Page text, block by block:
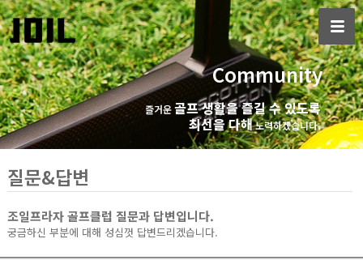
Community
즐거운골프 생활을 즐길 수 있도록
최선을 다해노력하겠습니다.
질문&답변
조일프라자 골프클럽 질문과 답변입니다.
궁금하신 부분에 대해 성심껏 답변드리겠습니다.